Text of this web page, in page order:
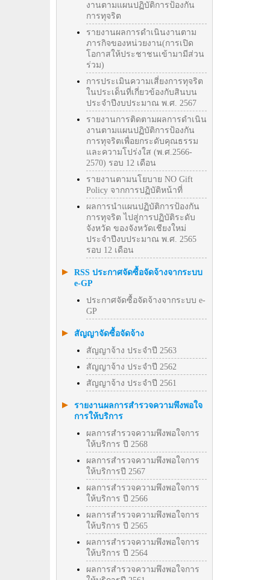
งานตามแผนปฏิบัติการป้องกัน
การทุจริต
รายงานผลการดำเนินงานตาม
ภารกิจของหน่วยงาน(การเปิด
โอกาสให้ประชาชนเข้ามามีส่วน
ร่วม)
การประเมินความเสี่ยงการทุจริต
ในประเด็นที่เกี่ยวข้องกับสินบน
ประจำปีงบประมาณ พ.ศ. 2567
รายงานการติดตามผลการดำเนิน
งานตามแผนปฏิบัติการป้องกัน
การทุจริตเพื่อยกระดับคุณธรรม
และความโปร่งใส (พ.ศ.2566-
2570) รอบ 12 เดือน
รายงานตามนโยบาย NO Gift
Policy จากการปฏิบัติหน้าที่
ผลการนำแผนปฏิบัติการป้องกัน
การทุจริต ไปสู่การปฏิบัติระดับ
จังหวัด ของจังหวัดเชียงใหม่
ประจำปีงบประมาณ พ.ศ. 2565
รอบ 12 เดือน
RSS ประกาศจัดซื้อจัดจ้างจากระบบ
e-GP
ประกาศจัดซื้อจัดจ้างจากระบบ e-
GP
สัญญาจัดซื้อจัดจ้าง
สัญญาจ้าง ประจำปี 2563
สัญญาจ้าง ประจำปี 2562
สัญญาจ้าง ประจำปี 2561
รายงานผลการสำรวจความพึงพอใจ
การให้บริการ
ผลการสำรวจความพึงพอใจการ
ให้บริการ ปี 2568
ผลการสำรวจความพึงพอใจการ
ให้บริการปี 2567
ผลการสำรวจความพึงพอใจการ
ให้บริการ ปี 2566
ผลการสำรวจความพึงพอใจการ
ให้บริการ ปี 2565
ผลการสำรวจความพึงพอใจการ
ให้บริการ ปี 2564
ผลการสำรวจความพึงพอใจการ